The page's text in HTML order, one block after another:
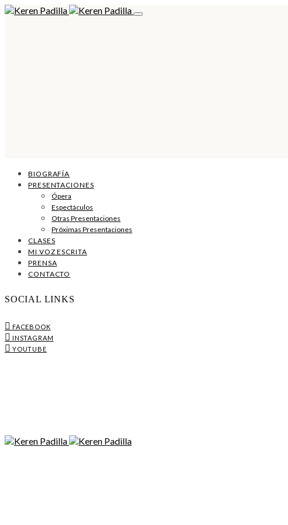
BIOGRAFÍA
PRESENTACIONES
Ópera
Espectáculos
Otras Presentaciones
Próximas Presentaciones
CLASES
MI VOZ ESCRITA
PRENSA
CONTACTO
SOCIAL LINKS
FACEBOOK
INSTAGRAM
YOUTUBE